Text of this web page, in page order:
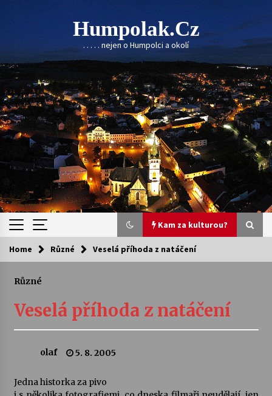
Skip
to
content
Humpolak.cz
. . . . . nejen o Humpolci a okolí
Kam za kulturou?
Kam za kulturou?
Sukuba Ensemble
4. 8. 2026
Vernisáž výstavy Josefíny Duškové: Stávám se
kapkou
Home Různé Veselá příhoda z natáčení
Různé
Veselá příhoda z natáčení
olaf 5. 8. 2005
Jedna historka za pivo